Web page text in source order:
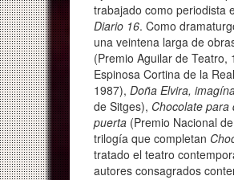
trabajado como periodista
Diario 16. Como
una veintena larga de
(Premio Aguilar de Teatro,
Espinosa Cortina de la
1987), Doña Elvira,
de Sitges), Chocolate para
puerta (Premio Nacional
trilogía que completan
tratado el teatro
autores consagrados